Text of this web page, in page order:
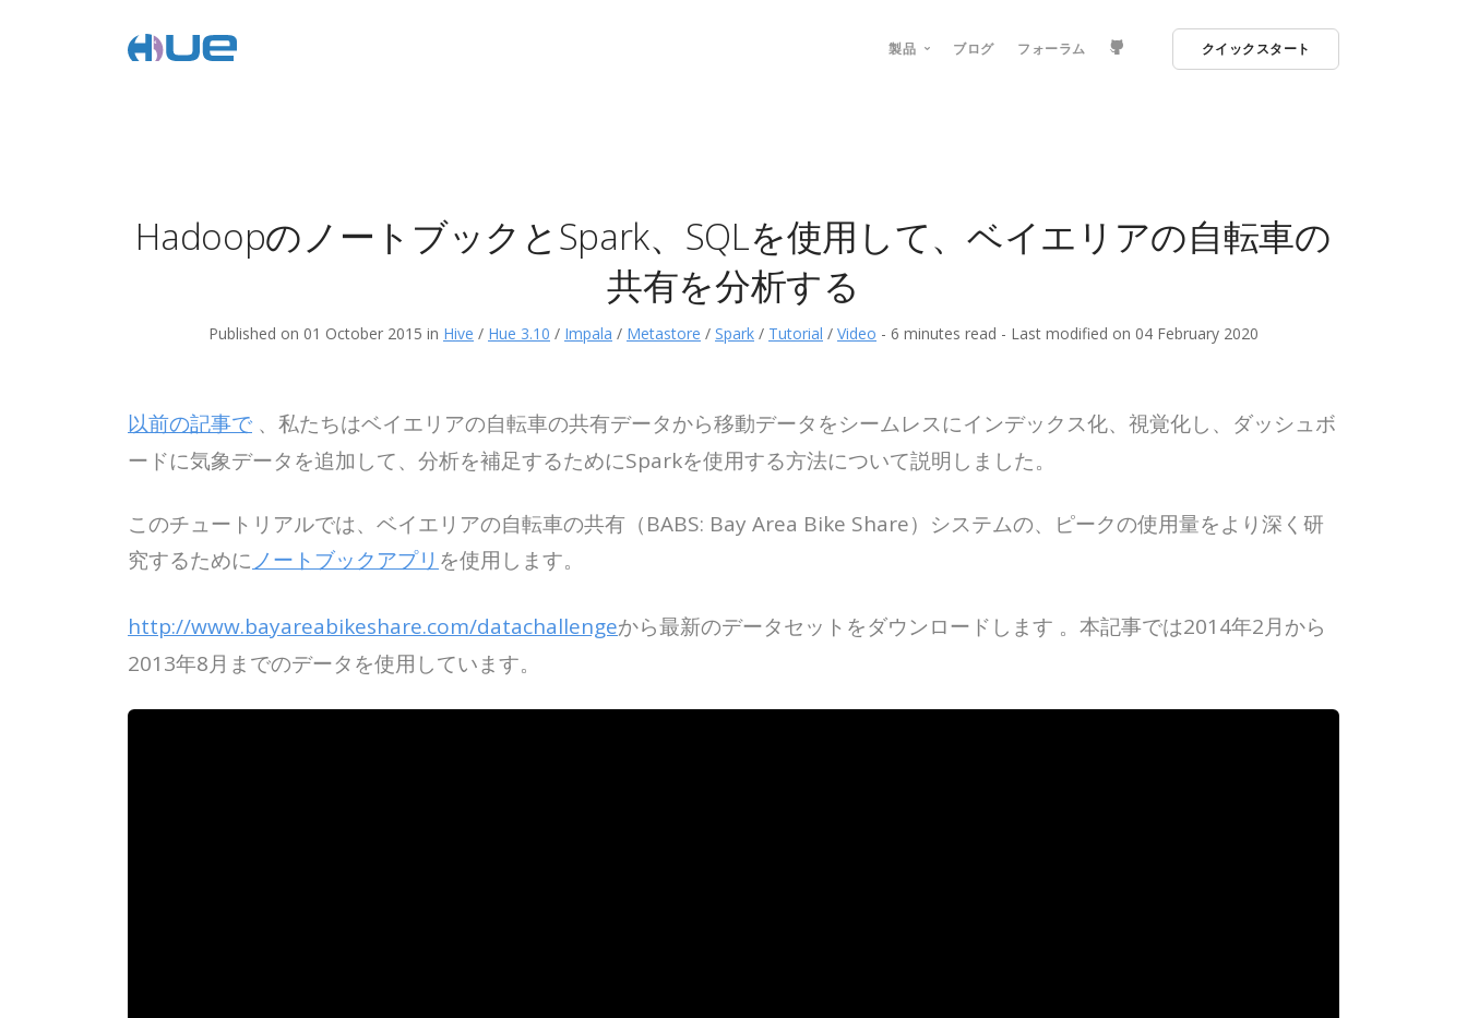
製品 ブログ フォーラム クイックスタート
HadoopのノートブックとSpark、SQLを使用して、ベイエリアの自転車の
共有を分析する
Published on 01 October 2015 in Hive / Hue 3.10 / Impala / Metastore / Spark / Tutorial / Video - 6 minutes read - Last modified on 04 February 2020
以前の記事で 、私たちはベイエリアの自転車の共有データから移動データをシームレスにインデックス化、視覚化し、ダッシュボ
ードに気象データを追加して、分析を補足するためにSparkを使用する方法について説明しました。
このチュートリアルでは、ベイエリアの自転車の共有（BABS: Bay Area Bike Share）システムの、ピークの使用量をより深く研
究するためにノートブックアプリ を使用します。
http://www.bayareabikeshare.com/datachallengeから最新のデータセットをダウンロードします 。本記事では2014年2月から
2013年8月までのデータを使用しています。